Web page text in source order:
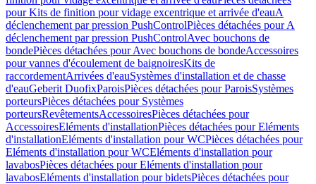
pour Kits de finition pour vidage excentrique et arrivée d'eauA
déclenchement par pression PushControlPièces détachées pour A
déclenchement par pression PushControlAvec bouchons de
bondePièces détachées pour Avec bouchons de bondeAccessoires
pour vannes d'écoulement de baignoiresKits de
raccordementArrivées d'eauSystèmes d'installation et de chasse
d'eauGeberit DuofixParoisPièces détachées pour ParoisSystèmes
porteursPièces détachées pour Systèmes
porteursRevêtementsAccessoiresPièces détachées pour
AccessoiresEléments d'installationPièces détachées pour Eléments
d'installationEléments d'installation pour WCPièces détachées pour
Eléments d'installation pour WCEléments d'installation pour
lavabosPièces détachées pour Eléments d'installation pour
lavabosEléments d'installation pour bidetsPièces détachées pour